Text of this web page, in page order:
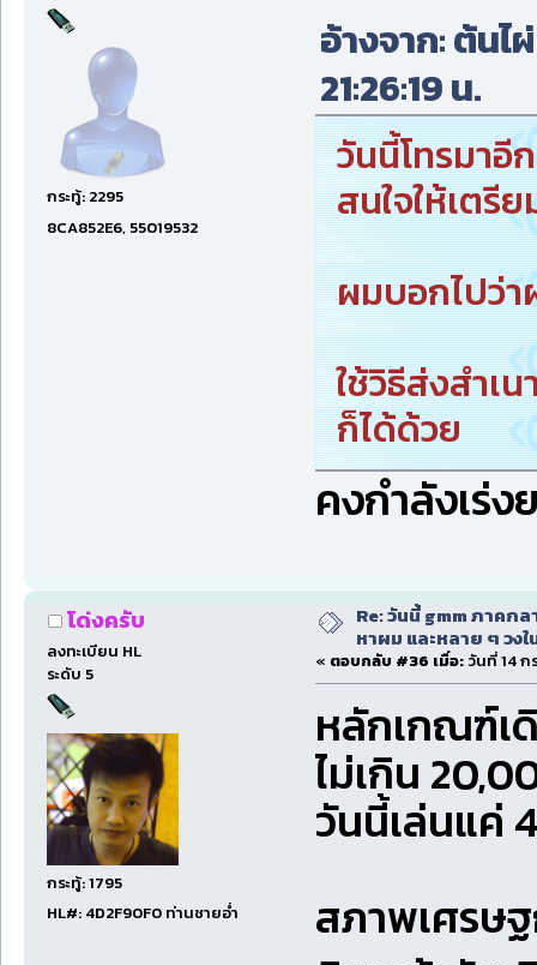
กระทู้: 2295
8CA852E6, 55019532
อ้างจาก: ต้น
21:26:19 น.
วันนี้โทรมา
สนใจให้เตรี
ผมบอกไปว่า
ใช้วิธีส่งสำเ
ก็ได้ด้วย
คงกำลังเร่
โด่งครับ
ลงทะเบียน HL
ระดับ 5
กระทู้: 1795
HL#: 4D2F90F0 ท่านชายอ่ำ
Re: วันนี้ gmm ภาคก
หาผม และหลาย ๆ วง
« ตอบกลับ #36 เมื่อ: วันที่ 14 ก
หลักเกณฑ์เ
ไม่เกิน
วันนี้เล่นแค่
สภาพเศรษ